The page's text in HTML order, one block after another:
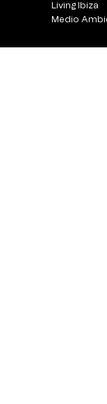
Living Ibiza
Medio